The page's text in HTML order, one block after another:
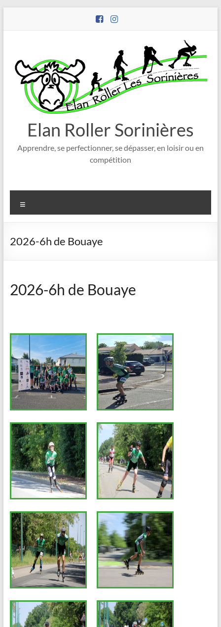
Elan Roller Sorinières
Apprendre, se perfectionner, se dépasser, en loisir ou en
compétition
2026-6h de Bouaye
2026-6h de Bouaye